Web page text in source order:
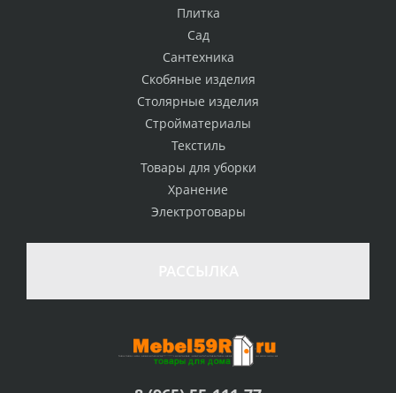
Плитка
Сад
Сантехника
Скобяные изделия
Столярные изделия
Стройматериалы
Текстиль
Товары для уборки
Хранение
Электротовары